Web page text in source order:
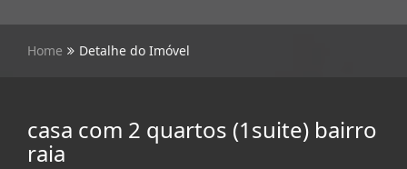
Home Detalhe do Imóvel
casa com 2 quartos (1suite) bairro
raia